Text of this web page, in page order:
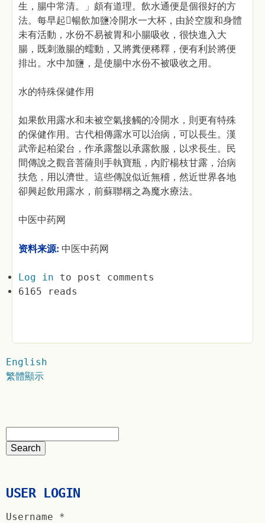
生，腸中常清。」頗有道理。飲水通便是個很好的方
法。每早起暢飲加鹽冷開水一大杯，由於空腹和身體
未有活動，水份不易被胃和小腸吸收，很快進入大
腸，既刺激腸的蠕動，又將糞便稀釋，便有利於將便
排出。水中加鹽，是使腸中水份不被吸收之用。
水的特殊保健作用
如果飲用露水和未被空氣接觸的冷開水，則更有特殊
的保健作用。古代相傳露水可以治病，可以長生。漢
武帝起柏梁台，作承露盤以承露飲服，以求長生。民
間傳說之觀音菩薩則手執寶瓶，內貯楊枝甘露，治病
扶危，用以濟世。這些傳說似近無稽，然近世界各地
卻興起飲用露水，前蘇聯稱之為魔水療法。
中医中药网
资料来源: 中医中药网
Log in to post comments
6165 reads
English
繁體顯示
USER LOGIN
Username *